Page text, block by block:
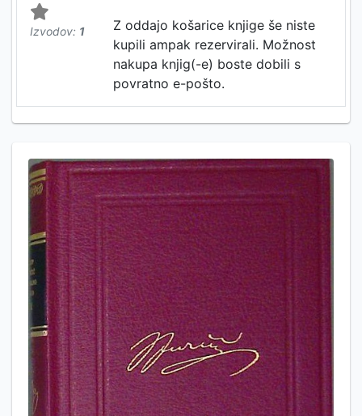
Izvodov: 1
Z oddajo košarice knjige še niste
kupili ampak rezervirali. Možnost
nakupa knjig(-e) boste dobili s
povratno e-pošto.